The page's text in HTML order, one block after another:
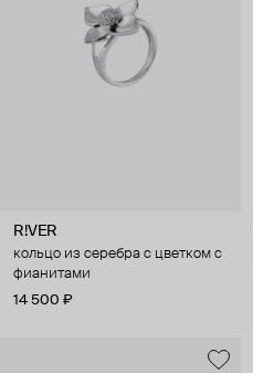
R!VER
кольцо из серебра с цветком с
фианитами
14 500 ₽